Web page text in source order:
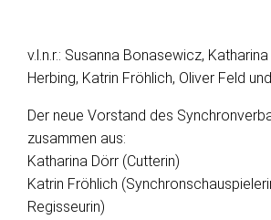
v.l.n.r.: Susanna Bonasewicz,
Herbing, Katrin Fröhlich, Oliver Feld
Der neue Vorstand des
zusammen aus:
Katharina Dörr (Cutterin)
Katrin Fröhlich
Regisseurin)